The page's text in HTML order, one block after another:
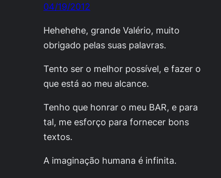
04/19/2012
Hehehehe, grande Valério, muito
obrigado pelas suas palavras.
Tento ser o melhor possível, e fazer o
que está ao meu alcance.
Tenho que honrar o meu BAR, e para
tal, me esforço para fornecer bons
textos.
A imaginação humana é infinita.